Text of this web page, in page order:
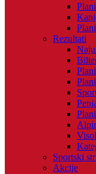
Rezultati
Sportski
Akcije